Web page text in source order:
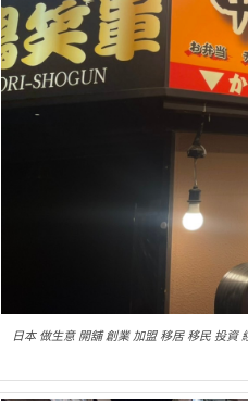
日本 做生意 開舖 創業 加盟 移居 移民 投資